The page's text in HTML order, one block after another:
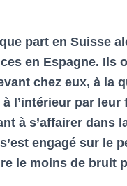
part en Suisse
en Espagne. Ils
chez eux, à la
l’intérieur par
à s’affairer dans
engagé sur le
le moins de bruit